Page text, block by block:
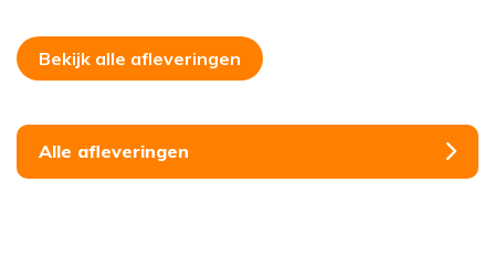
Bekijk alle afleveringen
Alle afleveringen